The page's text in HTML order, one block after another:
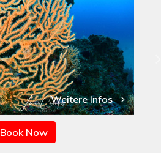
Weitere Infos
Book Now